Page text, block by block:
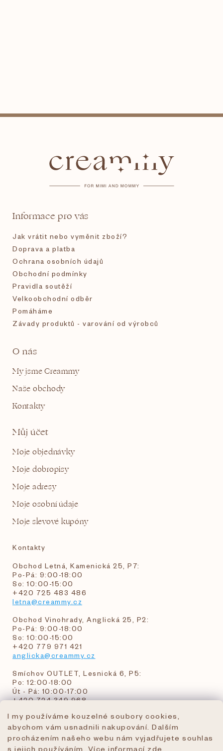
I my používáme kouzelné soubory cookies,
abychom vám usnadnili nakupování. Dalším
procházením našeho webu nám vyjadřujete souhlas
s jejich používáním. Více informací zde
Informace pro vás
Jak vrátit nebo vyměnit zboží?
Doprava a platba
Ochrana osobních údajů
Obchodní podmínky
Pravidla soutěží
Velkoobchodní odběr
Pomáháme
Závady produktů - varování od výrobců
O nás
My jsme Creammy
Naše obchody
Kontakty
Můj účet
Moje objednávky
Moje dobropisy
Moje adresy
Moje osobní údaje
Moje slevové kupóny
Kontakty
Obchod Letná, Kamenická 25, P7:
Po-Pá: 9:00-18:00
So: 10:00-15:00
+420 725 483 486
letna@creammy.cz
Obchod Vinohrady, Anglická 25, P2:
Po-Pá: 9:00-18:00
So: 10:00-15:00
+420 779 971 421
anglicka@creammy.cz
Smíchov OUTLET, Lesnická 6, P5:
Po: 12:00-18:00
Út - Pá: 10:00-17:00
+420 724 349 968
objednavky@creammy.cz
tel:+420 724 349 968